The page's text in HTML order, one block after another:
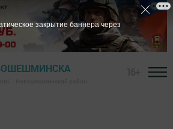
закрытие баннера через